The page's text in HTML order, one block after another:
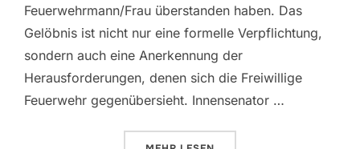
Feuerwehrmann/Frau überstanden haben. Das
Gelöbnis ist nicht nur eine formelle Verpflichtung,
sondern auch eine Anerkennung der
Herausforderungen, denen sich die Freiwillige
Feuerwehr gegenübersieht. Innensenator …